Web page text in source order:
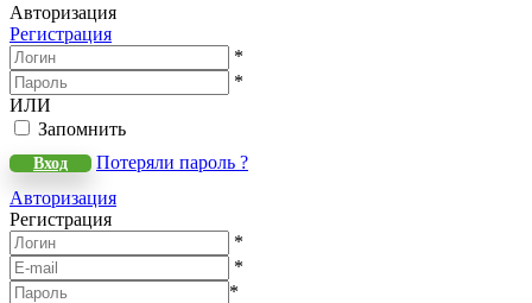
Авторизация
Регистрация
*
*
ИЛИ
Запомнить
Вход
Потеряли пароль ?
Авторизация
Регистрация
*
*
*